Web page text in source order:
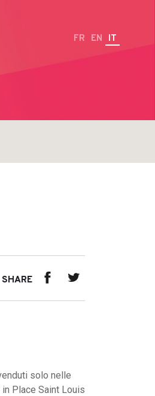
FR EN IT
SHARE
solo nelle
Place Saint Louis